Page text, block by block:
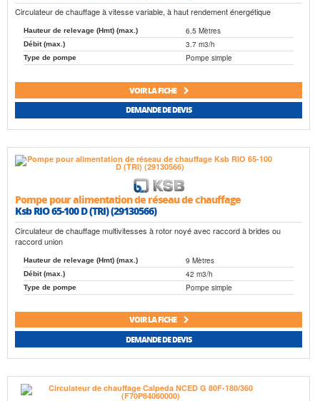
Circulateur de chauffage à vitesse variable, à haut rendement énergétique
Hauteur de relevage (Hmt) (max.) 6.5 Mètres
Débit (max.) 3.7 m3/h
Type de pompe Pompe simple
VOIR LA FICHE
DEMANDE DE DEVIS
Pompe pour alimentation de réseau de chauffage
Ksb RIO 65-100 D (TRI) (29130566)
Circulateur de chauffage multivitesses à rotor noyé avec raccord à brides ou
raccord union
Hauteur de relevage (Hmt) (max.) 9 Mètres
Débit (max.) 42 m3/h
Type de pompe Pompe simple
VOIR LA FICHE
DEMANDE DE DEVIS